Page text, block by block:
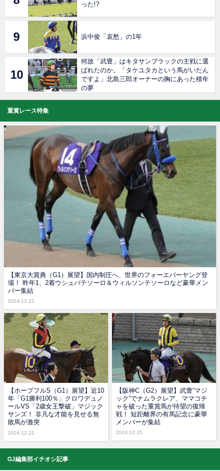
った!?
浜中俊「哀愁」の1年
何故「武豊」はキタサンブラックの主戦に選
ばれたのか。「タケユタカという馬がいたん
ですよ」北島三郎オーナーの胸にあった積年
の夢
重賞レース特集
【東京大賞典（G1）展望】国内制圧へ、世界のフォーエバーヤング登
場！ 昨年1、2着ウシュバテソーロ＆ウィルソンテソーロなど豪華メン
バー集結
2024.12.22
【ホープフルS（G1）展望】近10
年「G1勝利100％」クロワデュノ
ールVS「2歳女王撃破」マジック
サンズ！ 非凡な才能を見せる無
敗馬が激突
2024.12.22
【阪神C（G2）展望】武豊“マジ
ック”でナムラクレア、ママコチ
ャを破った重賞馬が待望の復帰
戦！ 短距離界の有馬記念に豪華
メンバーが集結
2024.12.15
GJ編集部イチオシ記事